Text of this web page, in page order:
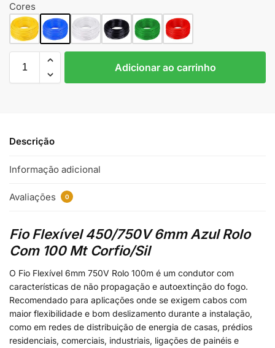
Cores
Adicionar ao carrinho
Descrição
Informação adicional
Avaliações 0
Fio Flexível 450/750V 6mm Azul Rolo
Com 100 Mt Corfio/Sil
O Fio Flexível 6mm 750V Rolo 100m é um condutor com
características de não propagação e autoextinção do fogo.
Recomendado para aplicações onde se exigem cabos com
maior flexibilidade e bom deslizamento durante a instalação,
como em redes de distribuição de energia de casas, prédios
residenciais, comerciais, industriais, ligações de painéis e